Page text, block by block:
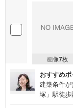
画像7枚
おすすめポ
建築条件
塚」駅徒